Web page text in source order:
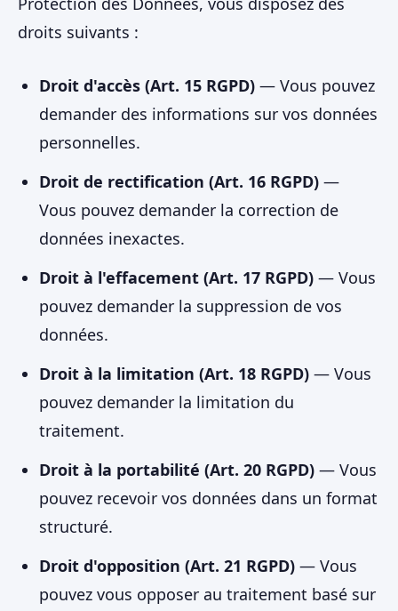
droits suivants :
Droit d'accès (Art. 15 RGPD) — Vous pouvez
demander des informations sur vos données
personnelles.
Droit de rectification (Art. 16 RGPD) —
Vous pouvez demander la correction de
données inexactes.
Droit à l'effacement (Art. 17 RGPD) — Vous
pouvez demander la suppression de vos
données.
Droit à la limitation (Art. 18 RGPD) — Vous
pouvez demander la limitation du
traitement.
Droit à la portabilité (Art. 20 RGPD) — Vous
pouvez recevoir vos données dans un format
structuré.
Droit d'opposition (Art. 21 RGPD) — Vous
pouvez vous opposer au traitement basé sur